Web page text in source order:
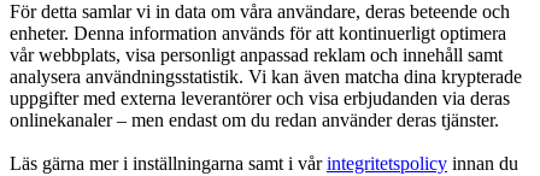
För detta samlar vi in data om våra användare, deras beteende och
enheter. Denna information används för att kontinuerligt optimera
vår webbplats, visa personligt anpassad reklam och innehåll samt
analysera användningsstatistik. Vi kan även matcha dina krypterade
uppgifter med externa leverantörer och visa erbjudanden via deras
onlinekanaler – men endast om du redan använder deras tjänster.
Läs gärna mer i inställningarna samt i vårintegritetspolicy innan du